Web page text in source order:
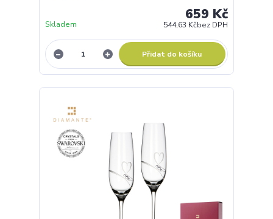
659 Kč
544,63 Kčbez DPH
Skladem
Přidat do košíku